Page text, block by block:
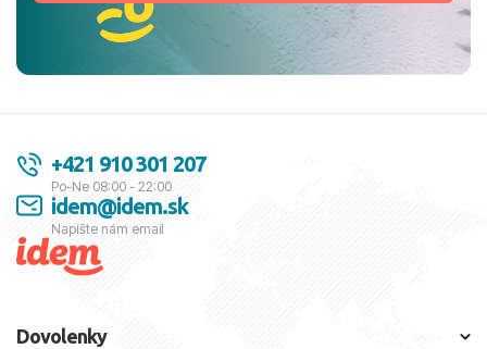
+421 910 301 207
Po-Ne 08:00 - 22:00
idem@idem.sk
Napíšte nám email
Dovolenky